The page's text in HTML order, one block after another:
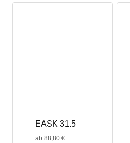
EASK 31.5
ab 88,80 €